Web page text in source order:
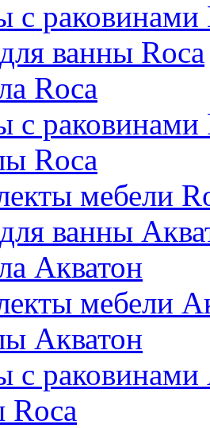
с раковинами
ванны Roca
Roca
с раковинами
Roca
мебели
ванны
Акватон
мебели
Акватон
с раковинами
Roca